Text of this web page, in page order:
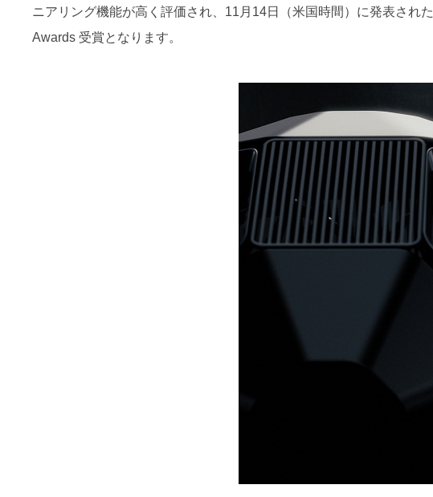
ニアリング機能が高く評価され、11月14日（米国時間）に発表された
Awards 受賞となります。